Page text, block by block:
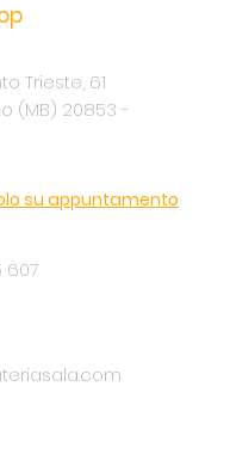
Trieste, 61
(MB) 20853 -
su appuntamento
607